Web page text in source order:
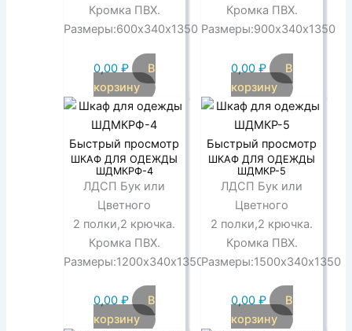
Кромка ПВХ.
Размеры:600х340х1350
0,00 ₽
В
корзину
Кромка ПВХ.
Размеры:900х340х1350
0,00 ₽
В
корзину
Быстрый просмотр
ШКАФ ДЛЯ ОДЕЖДЫ
ШДМКРФ-4
ЛДСП Бук или
Цветного
2 полки,2 крючка.
Кромка ПВХ.
Размеры:1200х340х1350
0,00 ₽
В
корзину
Быстрый просмотр
ШКАФ ДЛЯ ОДЕЖДЫ
ШДМКР-5
ЛДСП Бук или
Цветного
2 полки,2 крючка.
Кромка ПВХ.
Размеры:1500х340х1350
0,00 ₽
В
корзину